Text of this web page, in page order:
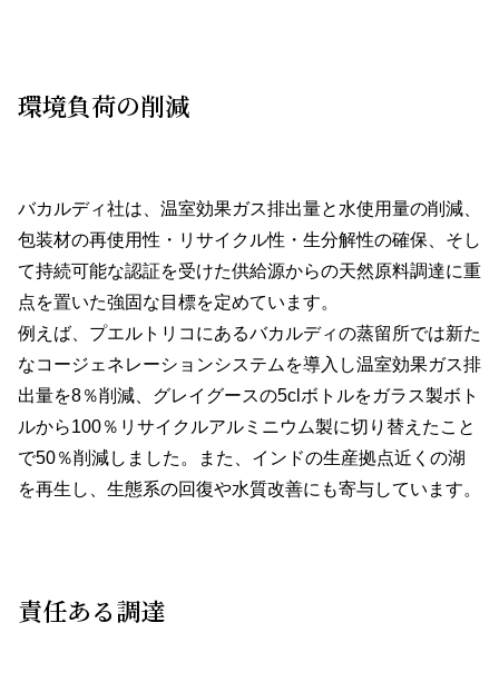
環境負荷の削減
バカルディ社は、温室効果ガス排出量と水使用量の削減、
包装材の再使用性・リサイクル性・生分解性の確保、そし
て持続可能な認証を受けた供給源からの天然原料調達に重
点を置いた強固な目標を定めています。
例えば、プエルトリコにあるバカルディの蒸留所では新た
なコージェネレーションシステムを導入し温室効果ガス排
出量を8％削減、グレイグースの5clボトルをガラス製ボト
ルから100％リサイクルアルミニウム製に切り替えたこと
で50％削減しました。また、インドの生産拠点近くの湖
を再生し、生態系の回復や水質改善にも寄与しています。
責任ある調達